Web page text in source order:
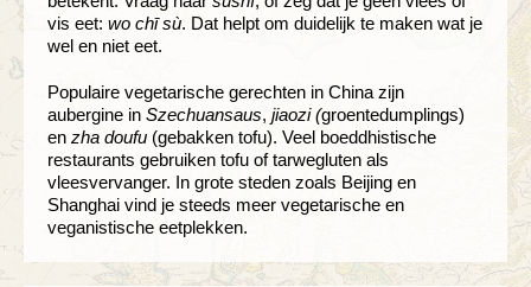
vis eet: wo chī sù. Dat helpt om duidelijk te maken wat je
wel en niet eet.
Populaire vegetarische gerechten in China zijn
aubergine in Szechuansaus, jiaozi(groentedumplings)
en zha doufu (gebakken tofu). Veel boeddhistische
restaurants gebruiken tofu of tarwegluten als
vleesvervanger. In grote steden zoals Beijing en
Shanghai vind je steeds meer vegetarische en
veganistische eetplekken.